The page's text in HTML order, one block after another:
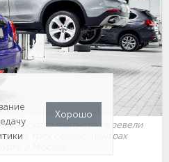
партнёра перевели
газ в трёх сервис-центрах
Хорошо